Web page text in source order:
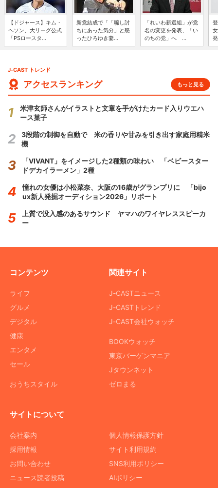
【ドジャース】キム・
ヘソン、大リーグ公式
「PSロースタ...
新党結成で「「騙し討
ちにあった気分」と怒
ったひろゆき妻...
「れいわ新選組」が党
名の変更を発表、「い
のちの党」へ ...
J-CAST トレンド
アクセスランキング もっと見る
米津玄師さんがイラストと文章を手がけたカード入りウエハ
ース菓子
3段階の制御を自動で 米の香りや甘みを引き出す家庭用精米
機
「VIVANT」をイメージした2種類の味わい 「ベビースター
ドデカイラーメン」2種
憧れの女優は小松菜奈、大阪の16歳がグランプリに 「bijo
ux新人発掘オーディション2026」リポート
上質で没入感のあるサウンド ヤマハのワイヤレススピーカ
ー
コンテンツ
ライフ
グルメ
デジタル
健康
エンタメ
セール
おうちスタイル
関連サイト
J-CASTニュース
J-CASTトレンド
J-CAST会社ウォッチ
BOOKウォッチ
東京バーゲンマニア
Jタウンネット
ゼロまる
サイトについて
会社案内
採用情報
お問い合わせ
ニュース読者投稿
個人情報保護方針
サイト利用規約
SNS利用ポリシー
AIポリシー